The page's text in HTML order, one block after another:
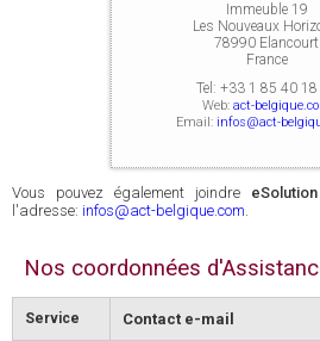
Immeuble 19
Les Nouveaux
78990 Elancourt
France
Tel: +33 1 85 40 18
Web: act-
Email: infos@act-
Vous pouvez également joindre
l'adresse: infos@act-belgique.com.
Nos coordonnées
Service Contact e-mail